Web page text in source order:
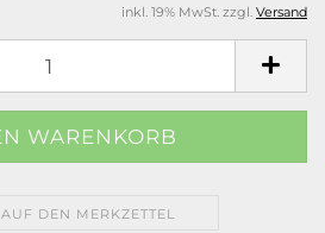
inkl. 19% MwSt. zzgl. Versand
AUF DEN MERKZETTEL